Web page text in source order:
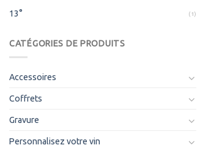
13° (1)
CATÉGORIES DE PRODUITS
Accessoires
Coffrets
Gravure
Personnalisez votre vin